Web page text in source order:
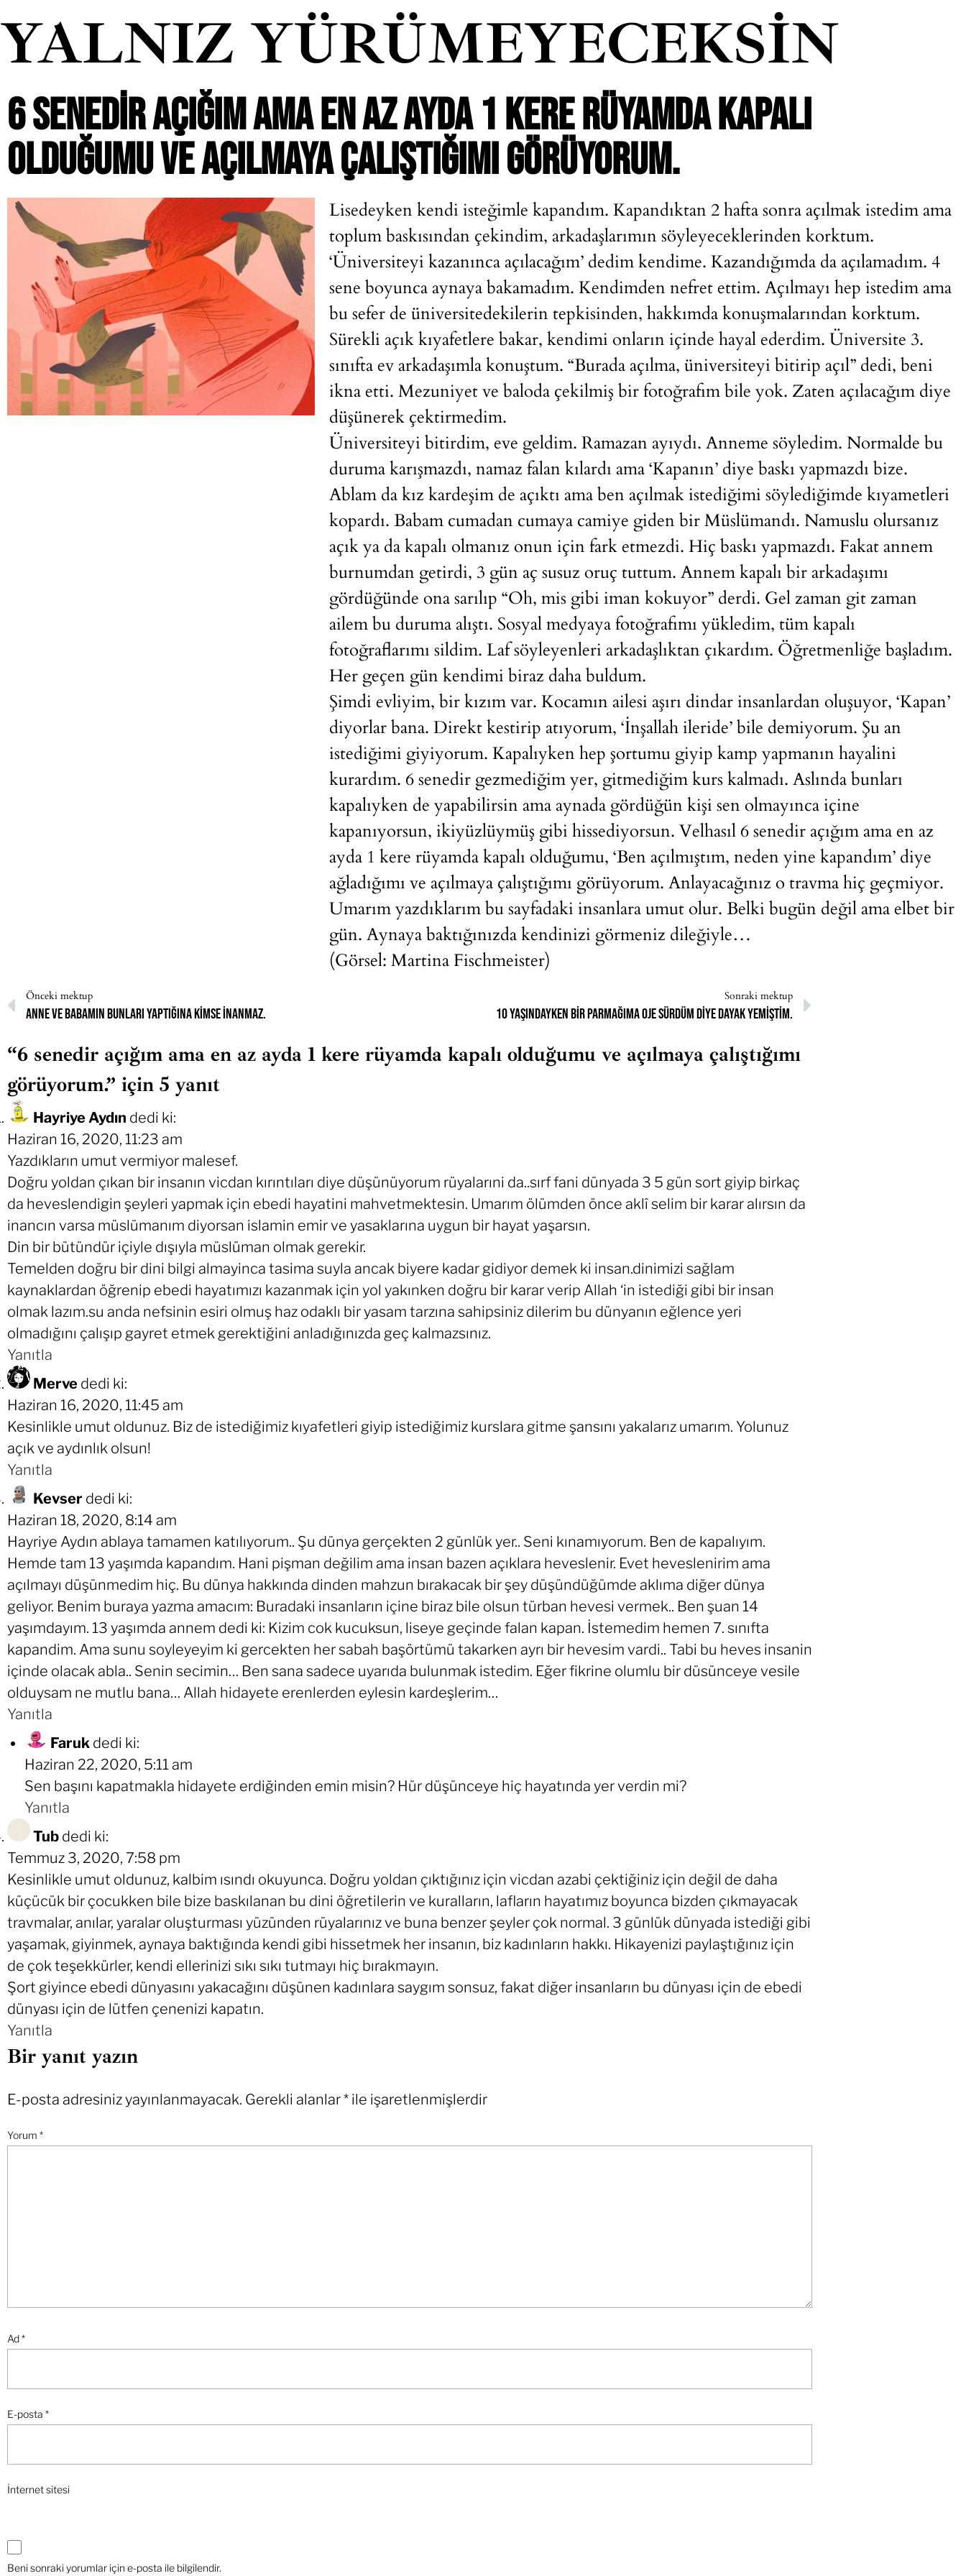
YALNIZ YÜRÜMEYECEKSIN
6 SENEDIR AÇIĞIM AMA EN AZ AYDA 1 KERE RÜYAMDA KAPALI
OLDUĞUMU VE AÇILMAYA ÇALIŞTIĞIMI GÖRÜYORUM.
Lisedeyken kendi isteğimle kapandım. Kapandıktan 2 hafta sonra açılmak istedim ama
toplum baskısından çekindim, arkadaşlarımın söyleyeceklerinden korktum.
‘Üniversiteyi kazanınca açılacağım’ dedim kendime. Kazandığımda da açılamadım. 4
sene boyunca aynaya bakamadım. Kendimden nefret ettim. Açılmayı hep istedim ama
bu sefer de üniversitedekilerin tepkisinden, hakkımda konuşmalarından korktum.
Sürekli açık kıyafetlere bakar, kendimi onların içinde hayal ederdim. Üniversite 3.
sınıfta ev arkadaşımla konuştum. “Burada açılma, üniversiteyi bitirip açıl” dedi, beni
ikna etti. Mezuniyet ve baloda çekilmiş bir fotoğrafım bile yok. Zaten açılacağım diye
düşünerek çektirmedim.
Üniversiteyi bitirdim, eve geldim. Ramazan ayıydı. Anneme söyledim. Normalde bu
duruma karışmazdı, namaz falan kılardı ama ‘Kapanın’ diye baskı yapmazdı bize.
Ablam da kız kardeşim de açıktı ama ben açılmak istediğimi söylediğimde kıyametleri
kopardı. Babam cumadan cumaya camiye giden bir Müslümandı. Namuslu olursanız
açık ya da kapalı olmanız onun için fark etmezdi. Hiç baskı yapmazdı. Fakat annem
burnumdan getirdi, 3 gün aç susuz oruç tuttum. Annem kapalı bir arkadaşımı
gördüğünde ona sarılıp “Oh, mis gibi iman kokuyor” derdi. Gel zaman git zaman
ailem bu duruma alıştı. Sosyal medyaya fotoğrafımı yükledim, tüm kapalı
fotoğraflarımı sildim. Laf söyleyenleri arkadaşlıktan çıkardım. Öğretmenliğe başladım.
Her geçen gün kendimi biraz daha buldum.
Şimdi evliyim, bir kızım var. Kocamın ailesi aşırı dindar insanlardan oluşuyor, ‘Kapan’
diyorlar bana. Direkt kestirip atıyorum, ‘İnşallah ileride’ bile demiyorum. Şu an
istediğimi giyiyorum. Kapalıyken hep şortumu giyip kamp yapmanın hayalini
kurardım. 6 senedir gezmediğim yer, gitmediğim kurs kalmadı. Aslında bunları
kapalıyken de yapabilirsin ama aynada gördüğün kişi sen olmayınca içine
kapanıyorsun, ikiyüzlüymüş gibi hissediyorsun. Velhasıl 6 senedir açığım ama en az
ayda 1 kere rüyamda kapalı olduğumu, ‘Ben açılmıştım, neden yine kapandım’ diye
ağladığımı ve açılmaya çalıştığımı görüyorum. Anlayacağınız o travma hiç geçmiyor.
Umarım yazdıklarım bu sayfadaki insanlara umut olur. Belki bugün değil ama elbet bir
gün. Aynaya baktığınızda kendinizi görmeniz dileğiyle…
(Görsel: Martina Fischmeister)
Önceki mektup
Anne ve babamın bunları yaptığına kimse inanmaz.
Sonraki mektup
10 yaşındayken bir parmağıma oje sürdüm diye dayak yemiştim.
“6 senedir açığım ama en az ayda 1 kere rüyamda kapalı olduğumu ve açılmaya çalıştığımı
görüyorum.” için 5 yanıt
Hayriye Aydın dedi ki:
Haziran 16, 2020, 11:23 am
Yazdıkların umut vermiyor malesef.
Doğru yoldan çıkan bir insanın vicdan kırıntıları diye düşünüyorum rüyalarıni da..sırf fani dünyada 3 5 gün sort giyip birkaç
da heveslendigin şeyleri yapmak için ebedi hayatini mahvetmektesin. Umarım ölümden önce aklî selim bir karar alırsın da
inancın varsa müslümanım diyorsan islamin emir ve yasaklarına uygun bir hayat yaşarsın.
Din bir bütündür içiyle dışıyla müslüman olmak gerekir.
Temelden doğru bir dini bilgi almayinca tasima suyla ancak biyere kadar gidiyor demek ki insan.dinimizi sağlam
kaynaklardan öğrenip ebedi hayatımızı kazanmak için yol yakınken doğru bir karar verip Allah ‘in istediği gibi bir insan
olmak lazım.su anda nefsinin esiri olmuş haz odaklı bir yasam tarzına sahipsiniz dilerim bu dünyanın eğlence yeri
olmadığını çalışıp gayret etmek gerektiğini anladığınızda geç kalmazsınız.
Yanıtla
Merve dedi ki:
Haziran 16, 2020, 11:45 am
Kesinlikle umut oldunuz. Biz de istediğimiz kıyafetleri giyip istediğimiz kurslara gitme şansını yakalarız umarım. Yolunuz
açık ve aydınlık olsun!
Yanıtla
Kevser dedi ki:
Haziran 18, 2020, 8:14 am
Hayriye Aydın ablaya tamamen katılıyorum.. Şu dünya gerçekten 2 günlük yer.. Seni kınamıyorum. Ben de kapalıyım.
Hemde tam 13 yaşımda kapandım. Hani pişman değilim ama insan bazen açıklara heveslenir. Evet heveslenirim ama
açılmayı düşünmedim hiç. Bu dünya hakkında dinden mahzun bırakacak bir şey düşündüğümde aklıma diğer dünya
geliyor. Benim buraya yazma amacım: Buradaki insanların içine biraz bile olsun türban hevesi vermek.. Ben şuan 14
yaşımdayım. 13 yaşımda annem dedi ki: Kizim cok kucuksun, liseye geçinde falan kapan. İstemedim hemen 7. sınıfta
kapandim. Ama sunu soyleyeyim ki gercekten her sabah başörtümü takarken ayrı bir hevesim vardi.. Tabi bu heves insanin
içinde olacak abla.. Senin secimin… Ben sana sadece uyarıda bulunmak istedim. Eğer fikrine olumlu bir düsünceye vesile
olduysam ne mutlu bana… Allah hidayete erenlerden eylesin kardeşlerim…
Yanıtla
Faruk dedi ki:
Haziran 22, 2020, 5:11 am
Sen başını kapatmakla hidayete erdiğinden emin misin? Hür düşünceye hiç hayatında yer verdin mi?
Yanıtla
Tub dedi ki:
Temmuz 3, 2020, 7:58 pm
Kesinlikle umut oldunuz, kalbim ısındı okuyunca. Doğru yoldan çıktığınız için vicdan azabi çektiğiniz için değil de daha
küçücük bir çocukken bile bize baskılanan bu dini öğretilerin ve kuralların, lafların hayatımız boyunca bizden çıkmayacak
travmalar, anılar, yaralar oluşturması yüzünden rüyalarınız ve buna benzer şeyler çok normal. 3 günlük dünyada istediği gibi
yaşamak, giyinmek, aynaya baktığında kendi gibi hissetmek her insanın, biz kadınların hakkı. Hikayenizi paylaştığınız için
de çok teşekkürler, kendi ellerinizi sıkı sıkı tutmayı hiç bırakmayın.
Şort giyince ebedi dünyasını yakacağını düşünen kadınlara saygım sonsuz, fakat diğer insanların bu dünyası için de ebedi
dünyası için de lütfen çenenizi kapatın.
Yanıtla
Bir yanıt yazın
E-posta adresiniz yayınlanmayacak. Gerekli alanlar* ile işaretlenmişlerdir
Yorum *
Ad*
E-posta *
İnternet sitesi
Beni sonraki yorumlar için e-posta ile bilgilendir.